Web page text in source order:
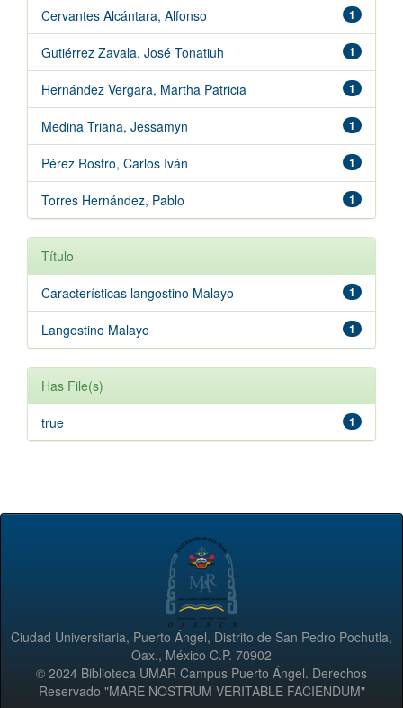
1
Cervantes Alcántara, Alfonso
1
Gutiérrez Zavala, José Tonatiuh
1
Hernández Vergara, Martha Patricia
1
Medina Triana, Jessamyn
1
Pérez Rostro, Carlos Iván
1
Torres Hernández, Pablo
Título
1
Características langostino Malayo
1
Langostino Malayo
Has File(s)
1
true
Ciudad Universitaria, Puerto Ángel, Distrito de San Pedro Pochutla,
Oax., México C.P. 70902
© 2024 Biblioteca UMAR Campus Puerto Ángel. Derechos
Reservado "MARE NOSTRUM VERITABLE FACIENDUM"